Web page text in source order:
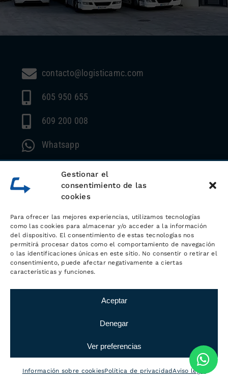
Gestionar el
consentimiento de las
cookies
Para ofrecer las mejores experiencias, utilizamos tecnologías
como las cookies para almacenar y/o acceder a la información
del dispositivo. El consentimiento de estas tecnologías nos
permitirá procesar datos como el comportamiento de navegación
o las identificaciones únicas en este sitio. No consentir o retirar el
consentimiento, puede afectar negativamente a ciertas
características y funciones.
Aceptar
Denegar
Ver preferencias
Información sobre cookiesPolítica de privacidadAviso legal
contacto@logisticamc.com
605 950 655
609 200 008
Whatsapp
LOGÍSTICA MC
Desde hace más de 20 años, Logística
y el transportecon el objetivo de
ofrecer el mejor servicio a sus